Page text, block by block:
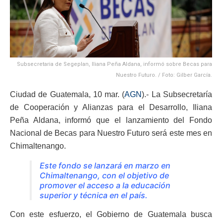
Subsecretaria de Segeplan, Iliana Peña Aldana, informó sobre Becas para
Nuestro Futuro. / Foto: Gilber García.
Ciudad de Guatemala, 10 mar. (AGN).- La Subsecretaría
de Cooperación y Alianzas para el Desarrollo, Iliana
Peña Aldana, informó que el lanzamiento del Fondo
Nacional de Becas para Nuestro Futuro será este mes en
Chimaltenango.
Este fondo se lanzará en marzo en
Chimaltenango, con el objetivo de
promover el acceso a la educación
superior y técnica en el país.
Con este esfuerzo, el Gobierno de Guatemala busca